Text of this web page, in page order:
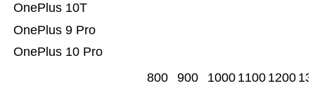
OnePlus 10 Pro
OnePlus 9 Pro
OnePlus 10T
800 900 1000 1100 1200